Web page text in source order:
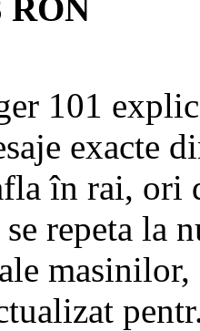
RON
101
exacte
în rai, ori
repeta la
masinilor,